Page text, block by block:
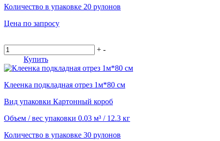
Количество в упаковке 20 рулонов
Цена по запросу
+ -
Купить
Клеенка подкладная отрез 1м*80 см
Вид упаковки Картонный короб
Объем / вес упаковки 0.03 м³ / 12.3 кг
Количество в упаковке 30 рулонов